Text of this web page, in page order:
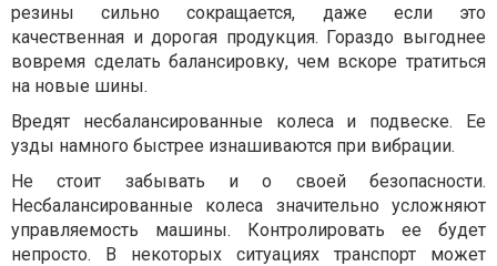
резины сильно сокращается, даже если это
качественная и дорогая продукция. Гораздо выгоднее
вовремя сделать балансировку, чем вскоре тратиться
на новые шины.
Вредят несбалансированные колеса и подвеске. Ее
узды намного быстрее изнашиваются при вибрации.
Не стоит забывать и о своей безопасности.
Несбалансированные колеса значительно усложняют
управляемость машины. Контролировать ее будет
непросто. В некоторых ситуациях транспорт может